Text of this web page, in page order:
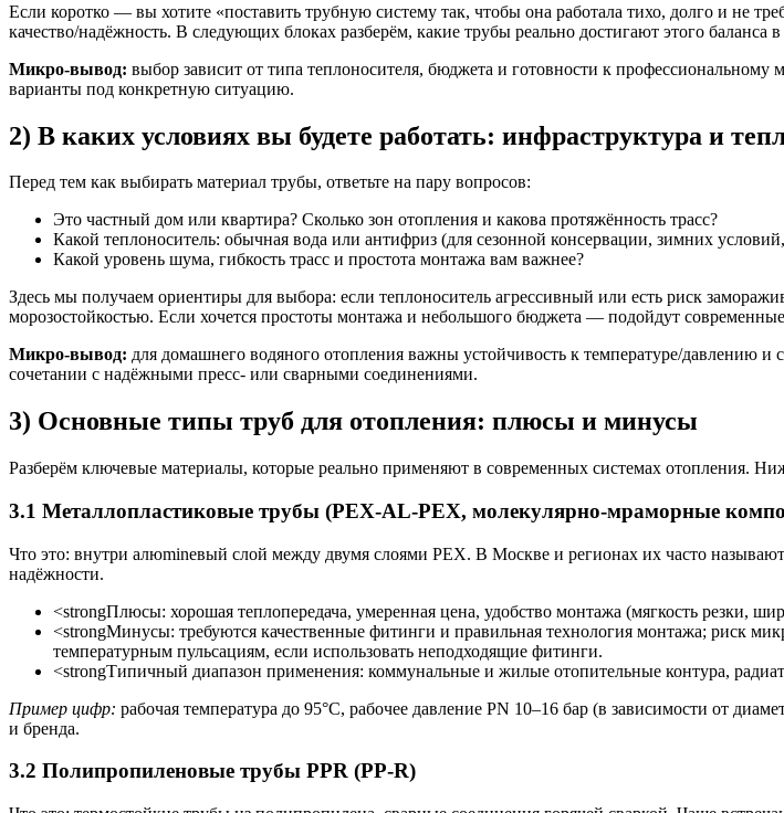
Если коротко — вы хотите «поставить трубную систему так, чтобы она работала тихо, долго и не
качество/надёжность. В следующих блоках разберём, какие трубы реально достигают этого баланса
Микро-вывод: выбор зависит от типа теплоносителя, бюджета и готовности к
варианты под конкретную ситуацию.
2) В каких условиях вы будете работать: инфраструктура и
Перед тем как выбирать материал трубы, ответьте на пару вопросов:
Это частный дом или квартира? Сколько зон отопления и какова протяжённость трасс?
Какой теплоноситель: обычная вода или антифриз (для сезонной консервации, зимних
Какой уровень шума, гибкость трасс и простота монтажа вам важнее?
Здесь мы получаем ориентиры для выбора: если теплоноситель агрессивный или есть риск
морозостойкостью. Если хочется простоты монтажа и небольшого бюджета — подойдут
Микро-вывод: для домашнего водяного отопления важны устойчивость к температуре/давлению
сочетании с надёжными пресс- или сварными соединениями.
3) Основные типы труб для отопления: плюсы и минусы
Разберём ключевые материалы, которые реально применяют в современных системах отопления.
3.1 Металлопластиковые трубы (PEX-AL-PEX, молекулярно-мраморные
Что это: внутри алюmineвый слой между двумя слоями PEX. В Москве и регионах их часто
надёжности.
<strongПлюсы: хорошая теплопередача, умеренная цена, удобство монтажа (мягкость резки,
<strongМинусы: требуются качественные фитинги и правильная технология монтажа; риск
температурным пульсациям, если использовать неподходящие фитинги.
<strongТипичный диапазон применения: коммунальные и жилые отопительные контура,
Пример цифр: рабочая температура до 95°C, рабочее давление PN 10–16 бар (в зависимости от
и бренда.
3.2 Полипропиленовые трубы PPR (PP-R)